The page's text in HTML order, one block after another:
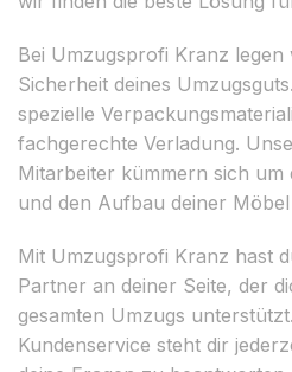
Bei Umzugsprofi Kranz
Sicherheit deines
spezielle
fachgerechte Verladung.
Mitarbeiter kümmern sich
und den Aufbau deiner
Mit Umzugsprofi Kranz hast
Partner an deiner Seite, der
gesamten Umzugs
Kundenservice steht dir